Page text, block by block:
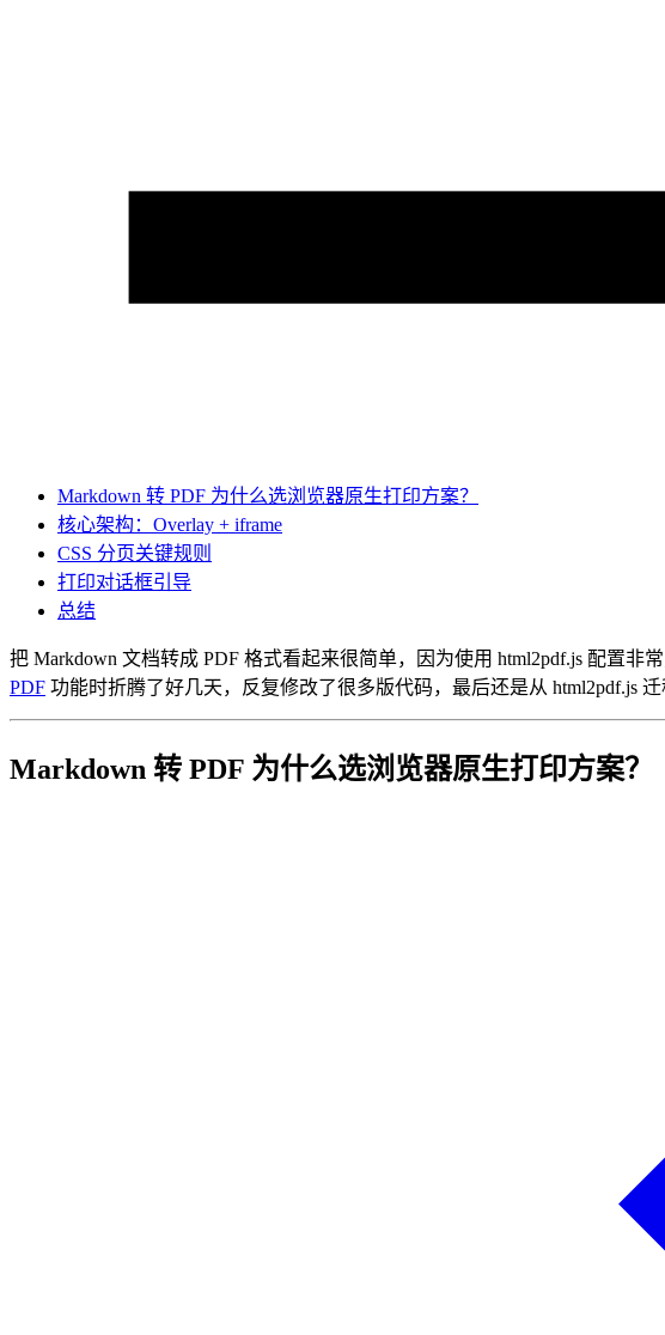
Markdown 转 PDF 为什么选浏览器原生打印方案？
核心架构：Overlay + iframe
CSS 分页关键规则
打印对话框引导
总结
把 Markdown 文档转成 PDF 格式看起来很简单，因为使用 html2pdf.js 配置
PDF 功能时折腾了好几天，反复修改了很多版代码，最后还是从 html2pdf.js
Markdown 转 PDF 为什么选浏览器原生打印方案？